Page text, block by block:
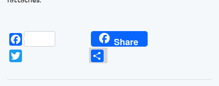
Facebook Share